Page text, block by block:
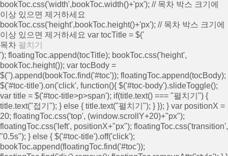
bookToc.css('width',bookToc.width()+'px'); // 목차 박스 크기에
이상 있으면 제거하세요
bookToc.css('height',bookToc.height()+'px'); // 목차 박스 크기에
이상 있으면 제거하세요 var tocTitle = $('
목차 펼치기
'); floatingToc.append(tocTitle); bookToc.css('height',
bookToc.height()); var tocBody =
$('').append(bookToc.find('#toc')); floatingToc.append(tocBody);
$('#toc-title').on('click', function(){ $('#toc-body').slideToggle();
var title = $('#toc-title>p>span'); if(title.text() === "펼치기") {
title.text("접기"); } else { title.text("펼치기"); } }); } var positionX =
20; floatingToc.css('top', (window.scrollY+20)+"px");
floatingToc.css('left', positionX+"px"); floatingToc.css('transition',
"0.5s"); } else { $('#toc-title').off('click');
bookToc.append(floatingToc.find('#toc'));